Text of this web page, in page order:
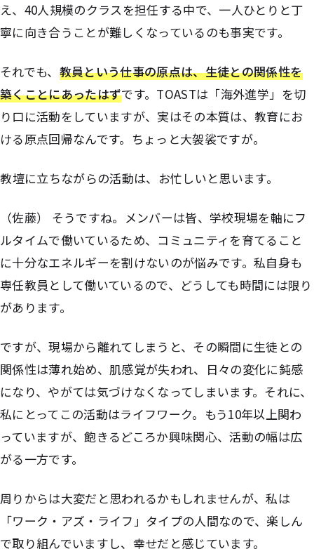
え、40人規模のクラスを担任する中で、一人ひとりと丁
寧に向き合うことが難しくなっているのも事実です。
それでも、 教員という仕事の原点は、生徒との関係性を
築くことにあったはずです。TOASTは「海外進学」を切
り口に活動をしていますが、実はその本質は、教育にお
ける原点回帰なんです。ちょっと大袈裟ですが。
――教壇に立ちながらの活動は、お忙しいと思います。
（佐藤） そうですね。メンバーは皆、学校現場を軸にフ
ルタイムで働いているため、コミュニティを育てること
に十分なエネルギーを割けないのが悩みです。私自身も
専任教員として働いているので、どうしても時間には限り
があります。
ですが、現場から離れてしまうと、その瞬間に生徒との
関係性は薄れ始め、肌感覚が失われ、日々の変化に鈍感
になり、やがては気づけなくなってしまいます。それに、
私にとってこの活動はライフワーク。もう10年以上関わ
っていますが、飽きるどころか興味関心、活動の幅は広
がる一方です。
周りからは大変だと思われるかもしれませんが、私は
「ワーク・アズ・ライフ」タイプの人間なので、楽しん
で取り組んでいますし、幸せだと感じています。